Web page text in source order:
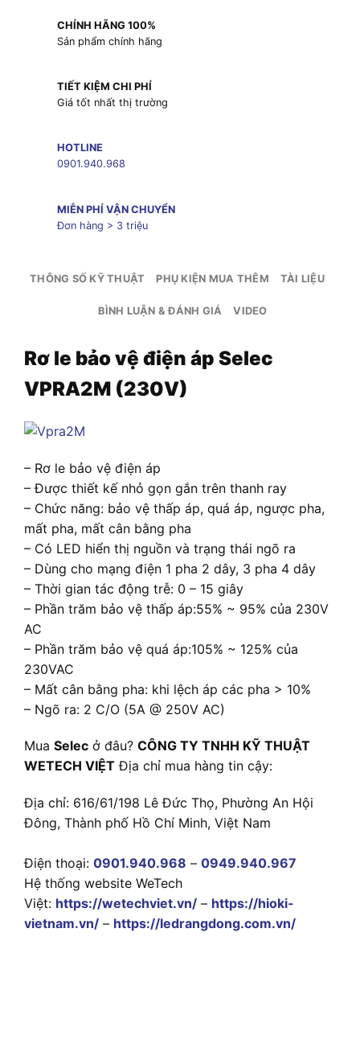
CHÍNH HÃNG 100%
Sản phẩm chính hãng
TIẾT KIỆM CHI PHÍ
Giá tốt nhất thị trường
HOTLINE
0901.940.968
MIỄN PHÍ VẬN CHUYỂN
Đơn hàng > 3 triệu
THÔNG SỐ KỸ THUẬT PHỤ KIỆN MUA THÊM TÀI LIỆU
BÌNH LUẬN & ĐÁNH GIÁ VIDEO
Rơ le bảo vệ điện áp Selec
VPRA2M (230V)
– Rơ le bảo vệ điện áp
– Được thiết kế nhỏ gọn gắn trên thanh ray
– Chức năng: bảo vệ thấp áp, quá áp, ngược pha,
mất pha, mất cân bằng pha
– Có LED hiển thị nguồn và trạng thái ngõ ra
– Dùng cho mạng điện 1 pha 2 dây, 3 pha 4 dây
– Thời gian tác động trễ: 0 – 15 giây
– Phần trăm bảo vệ thấp áp:55% ~ 95% của 230V
AC
– Phần trăm bảo vệ quá áp:105% ~ 125% của
230VAC
– Mất cân bằng pha: khi lệch áp các pha > 10%
– Ngõ ra: 2 C/O (5A @ 250V AC)
Mua Selec ở đâu? CÔNG TY TNHH KỸ THUẬT
WETECH VIỆT Địa chỉ mua hàng tin cậy:
Địa chỉ: 616/61/198 Lê Đức Thọ, Phường An Hội
Đông, Thành phố Hồ Chí Minh, Việt Nam
Điện thoại: 0901.940.968 – 0949.940.967
Hệ thống website WeTech
Việt: https://wetechviet.vn/ – https://hioki-
vietnam.vn/ – https://ledrangdong.com.vn/